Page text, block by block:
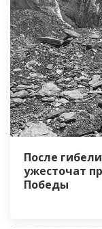
После
ужесточат
Победы